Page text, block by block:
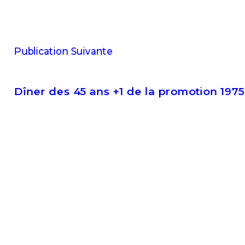
Publication Suivante
Dîner des 45 ans +1 de la promotion 1975